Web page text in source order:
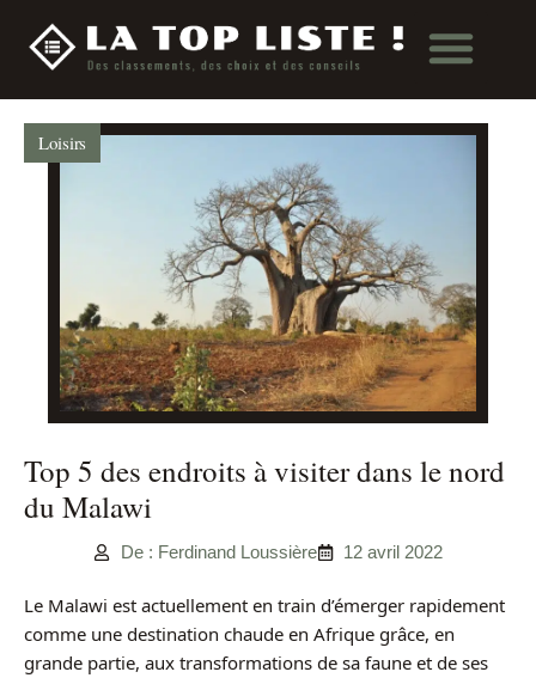
Loisirs
Top 5 des endroits à visiter dans le nord
du Malawi
De : Ferdinand Loussière 12 avril 2022
Le Malawi est actuellement en train d’émerger rapidement
comme une destination chaude en Afrique grâce, en
grande partie, aux transformations de sa faune et de ses